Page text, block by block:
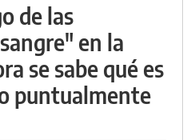
de las
en la
se sabe qué es
puntualmente